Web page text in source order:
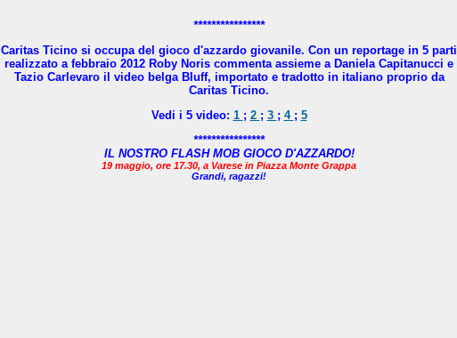
****************
Caritas Ticino si occupa del gioco d'azzardo giovanile. Con un reportage in 5 parti
realizzato a febbraio 2012 Roby Noris commenta assieme a Daniela Capitanucci e
Tazio Carlevaro il video belga Bluff, importato e tradotto in italiano proprio da
Caritas Ticino.
Vedi i 5 video: 1 ; 2 ; 3 ; 4 ; 5
****************
IL NOSTRO FLASH MOB GIOCO D'AZZARDO!
19 maggio, ore 17.30, a Varese in Piazza Monte Grappa
Grandi, ragazzi!